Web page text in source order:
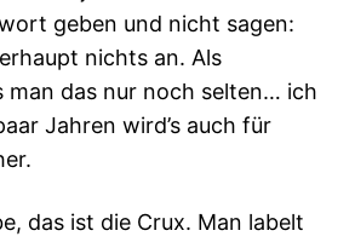
geben und nicht sagen:
nichts an. Als
man das nur noch selten… ich
Jahren wird’s auch für
das ist die Crux. Man labelt